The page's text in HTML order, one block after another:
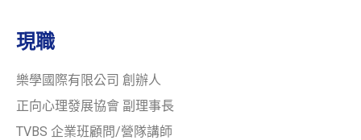
現職
樂學國際有限公司 創辦人
正向心理發展協會 副理事長
TVBS 企業班顧問/營隊講師